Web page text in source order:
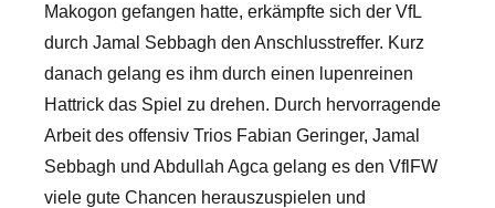
Makogon gefangen hatte, erkämpfte sich der VfL
durch Jamal Sebbagh den Anschlusstreffer. Kurz
danach gelang es ihm durch einen lupenreinen
Hattrick das Spiel zu drehen. Durch hervorragende
Arbeit des offensiv Trios Fabian Geringer, Jamal
Sebbagh und Abdullah Agca gelang es den VflFW
viele gute Chancen herauszuspielen und